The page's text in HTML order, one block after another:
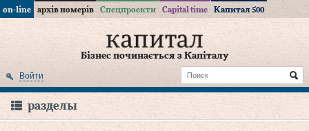
on-line архів номерів Спецпроекти Capital time Капитал 500
Бізнес починається з Капіталу
Войти
разделы